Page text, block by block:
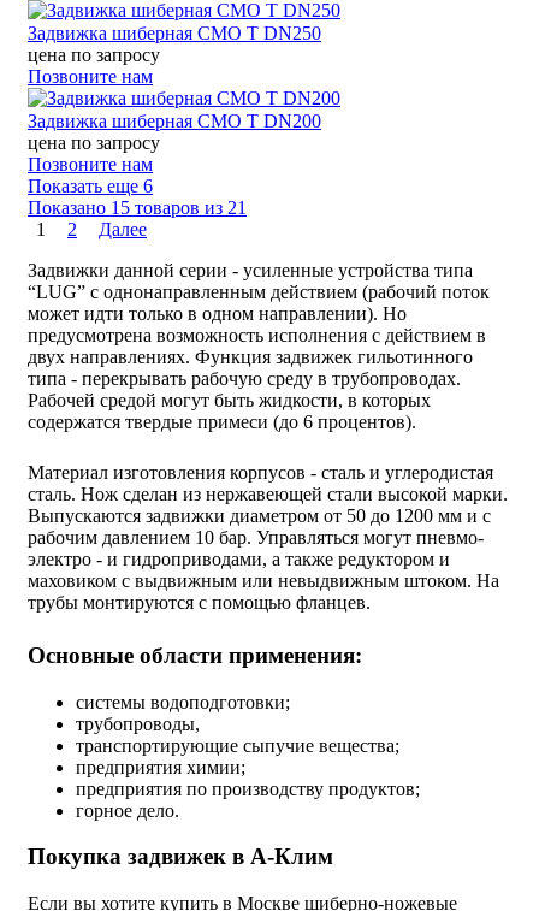
Задвижка шиберная CMO Т DN250
цена по запросу
Позвоните нам
Задвижка шиберная CMO Т DN200
цена по запросу
Позвоните нам
Показать еще 6
Показано 15 товаров из 21
1
2
Далее
Задвижки данной серии - усиленные устройства типа
“LUG” с однонаправленным действием (рабочий поток
может идти только в одном направлении). Но
предусмотрена возможность исполнения с действием в
двух направлениях. Функция задвижек гильотинного
типа - перекрывать рабочую среду в трубопроводах.
Рабочей средой могут быть жидкости, в которых
содержатся твердые примеси (до 6 процентов).
Материал изготовления корпусов - сталь и углеродистая
сталь. Нож сделан из нержавеющей стали высокой марки.
Выпускаются задвижки диаметром от 50 до 1200 мм и с
рабочим давлением 10 бар. Управляться могут пневмо-
электро - и гидроприводами, а также редуктором и
маховиком с выдвижным или невыдвижным штоком. На
трубы монтируются с помощью фланцев.
Основные области применения:
системы водоподготовки;
трубопроводы,
транспортирующие сыпучие вещества;
предприятия химии;
предприятия по производству продуктов;
горное дело.
Покупка задвижек в А-Клим
Если вы хотите купить в Москве шиберно-ножевые